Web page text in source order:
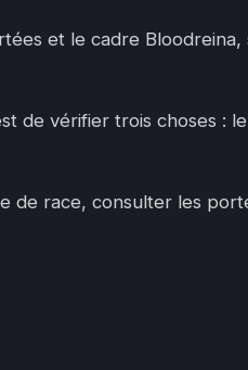
et le cadre
de vérifier trois choses :
de race, consulter les